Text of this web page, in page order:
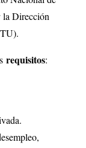
Dirección
requisitos: